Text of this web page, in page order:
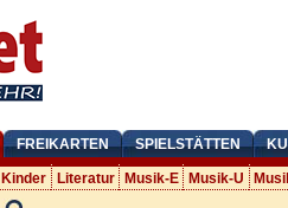
FREIKARTEN SPIELSTÄTTEN
Kinder Literatur Musik-E Musik-U